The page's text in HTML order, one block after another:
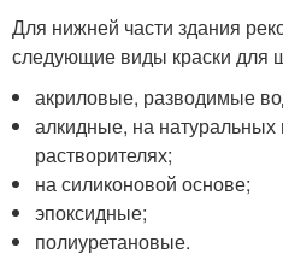
Для нижней части здания
следующие виды краски для
акриловые, разводимые
алкидные, на натуральных
растворителях;
на силиконовой основе;
эпоксидные;
полиуретановые.